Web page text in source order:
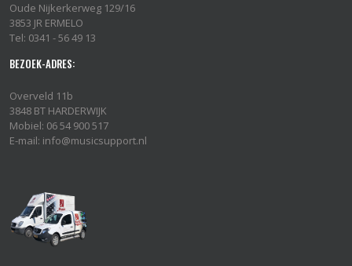
Oude Nijkerkerweg 129/16
3853 JR ERMELO
Tel: 0341 - 56 49 13
BEZOEK-ADRES:
Overveld 11b
3848 BT HARDERWIJK
Mobiel: 06 54 900 517
E-mail: info@musicsupport.nl